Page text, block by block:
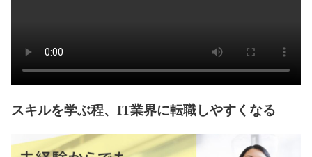
スキルを学ぶ程、IT業界に転職しやすくなる